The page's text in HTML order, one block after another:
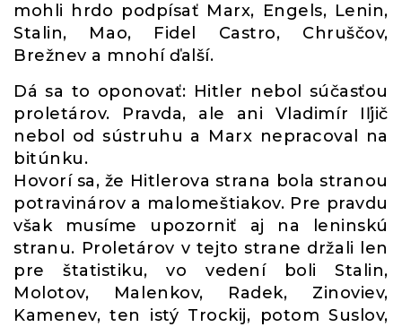
mohli hrdo podpísať Marx, Engels, Lenin,
Stalin, Mao, Fidel Castro, Chruščov,
Brežnev a mnohí ďalší.
Dá sa to oponovať: Hitler nebol súčasťou
proletárov. Pravda, ale ani Vladimír Iľjič
nebol od sústruhu a Marx nepracoval na
bitúnku.
Hovorí sa, že Hitlerova strana bola stranou
potravinárov a malomeštiakov. Pre pravdu
však musíme upozorniť aj na leninskú
stranu. Proletárov v tejto strane držali len
pre štatistiku, vo vedení boli Stalin,
Molotov, Malenkov, Radek, Zinoviev,
Kamenev, ten istý Trockij, potom Suslov,